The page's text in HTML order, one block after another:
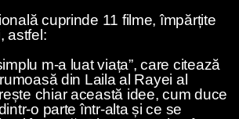
cuprinde 11 filme, împărțite
astfel:
m-a luat viața”, care citează
din Laila al Rayei al
chiar această idee, cum duce
o parte într-alta și ce se